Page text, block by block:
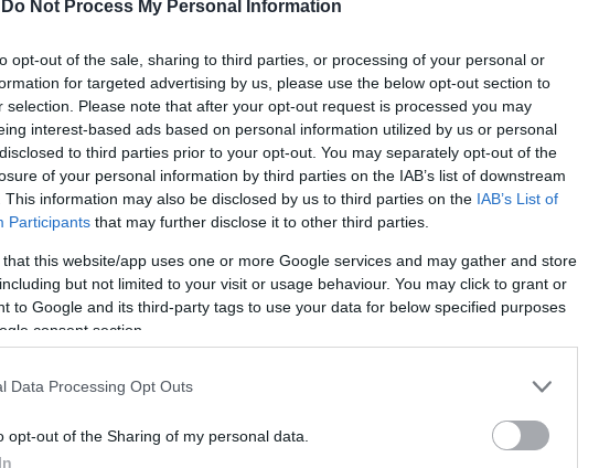
Do Not Process My Personal Information
opt-out of the sale, sharing to third parties, or processing of your personal or
for targeted advertising by us, please use the below opt-out section to
selection. Please note that after your opt-out request is processed you may
interest-based ads based on personal information utilized by us or personal
to third parties prior to your opt-out. You may separately opt-out of the
of your personal information by third parties on the IAB’s list of downstream
This information may also be disclosed by us to third parties on the IAB’s List of
Participants that may further disclose it to other third parties.
that this website/app uses one or more Google services and may gather and store
but not limited to your visit or usage behaviour. You may click to grant or
to Google and its third-party tags to use your data for below specified purposes
consent section.
Data Processing Opt Outs
opt-out of the Sharing of my personal data.
αγορές, επισκέψεις, ισατρική φροντίδα, κλπ).
επιβατών, αυτοκινήτων και φορτηγών των
08/08/2026